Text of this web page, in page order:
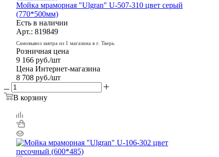
Мойка мраморная "Ulgran" U-507-310 цвет серый
(770*500мм)
Есть в наличии
Арт.: 819849
Самовывоз завтра из 1 магазина в г. Тверь
Розничная цена
9 166 руб./шт
Цена Интернет-магазина
8 708 руб./шт
В корзину